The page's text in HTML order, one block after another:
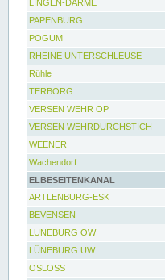
LINGEN-DARME
PAPENBURG
POGUM
RHEINE UNTERSCHLEUSE
Rühle
TERBORG
VERSEN WEHR OP
VERSEN WEHRDURCHSTICH
WEENER
Wachendorf
ELBESEITENKANAL
ARTLENBURG-ESK
BEVENSEN
LÜNEBURG OW
LÜNEBURG UW
OSLOSS